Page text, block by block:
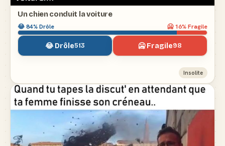
Un chien conduit la voiture
😂84% Drôle 🥶16% Fragile
😂 Drôle513 🥶 Fragile98
Insolite